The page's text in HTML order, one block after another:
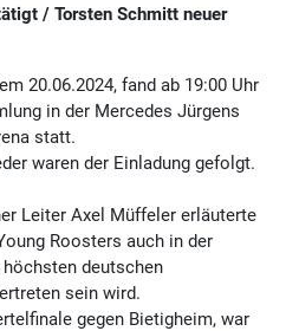
/ Torsten Schmitt neuer
20.06.2024, fand ab 19:00 Uhr
in der Mercedes Jürgens
statt.
waren der Einladung gefolgt.
Leiter Axel Müffeler erläuterte
Roosters auch in der
deutschen
sein wird.
gegen Bietigheim, war